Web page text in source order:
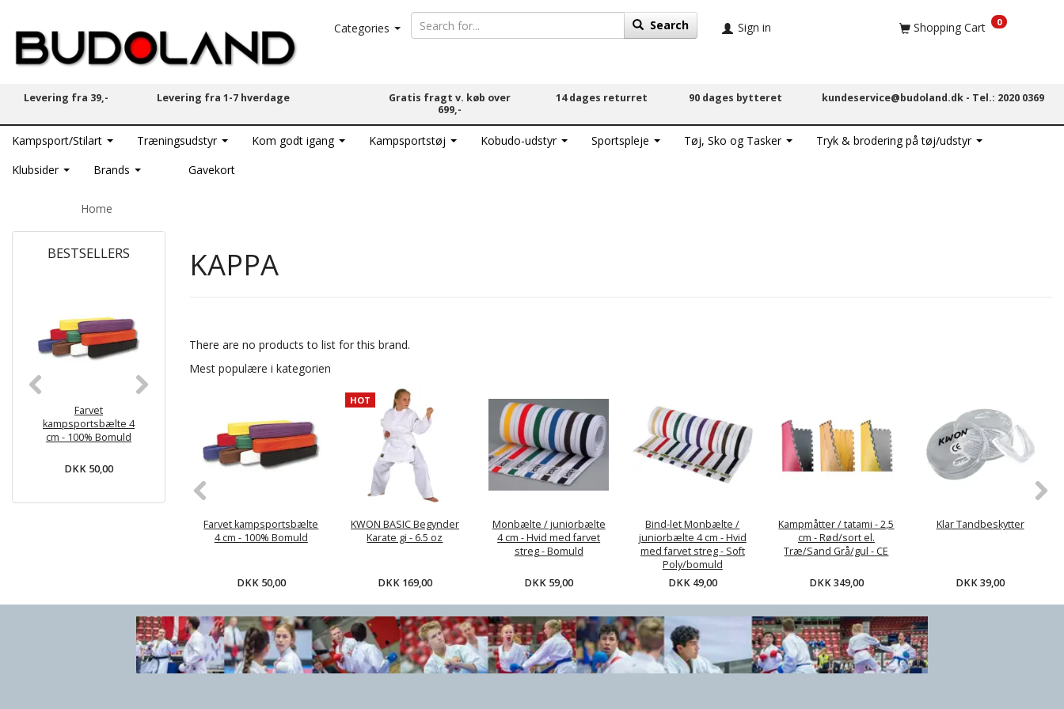
Categories Search Sign in Shopping Cart 0
Levering fra 39,- Levering fra 1-7 hverdage
Gratis fragt v. køb over
699,-
14 dages returret 90 dages bytteret kundeservice@budoland.dk - Tel.: 2020 0369
Kampsport/Stilart Træningsudstyr Kom godt igang Kampsportstøj Kobudo-udstyr Sportspleje Tøj, Sko og Tasker
Tryk & brodering på tøj/udstyr
Klubsider
Brands Gavekort
Home
BESTSELLERS
Farvet
kampsportsbælte 4
cm - 100% Bomuld
DKK 50,00
Begynder Karate gi -
6.5 oz
DKK 169,00
Monbælte /
juniorbælte 4 cm -
Hvid med farvet streg
Bind-let Monbælte /
juniorbælte 4 cm -
Hvid med farvet streg
- Soft Poly/bomuld
DKK 49,00
Kampmåtter / tatami -
2,5 cm - Rød/sort el.
Træ/Sand Grå/gul - CE
DKK 349,00
Klar Tandbeskytter
DKK 39,00
KAPPA
There are no products to list for this brand.
Mest populære i kategorien
Farvet kampsportsbælte
4 cm - 100% Bomuld
DKK 50,00
HOT
KWON BASIC Begynder
Karate gi - 6.5 oz
DKK 169,00
Monbælte / juniorbælte
4 cm - Hvid med farvet
streg - Bomuld
DKK 59,00
Bind-let Monbælte /
juniorbælte 4 cm - Hvid
med farvet streg - Soft
Poly/bomuld
DKK 49,00
Kampmåtter / tatami - 2,5
cm - Rød/sort el.
Træ/Sand Grå/gul - CE
DKK 349,00
Klar Tandbeskytter
DKK 39,00